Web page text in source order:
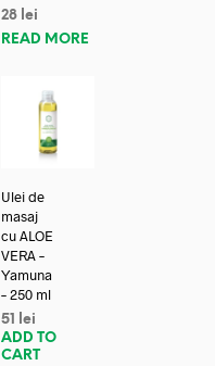
28 lei
READ MORE
Ulei de
masaj
cu ALOE
VERA –
Yamuna
– 250 ml
51
lei
ADD TO
CART